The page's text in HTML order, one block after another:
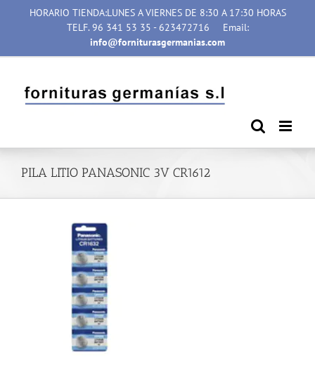
HORARIO TIENDA:LUNES A VIERNES DE 8:30 A 17:30 HORAS
TELF. 96 341 53 35 - 623472716
Email:
info@forniturasgermanias.com
PILA LITIO PANASONIC 3V CR1612